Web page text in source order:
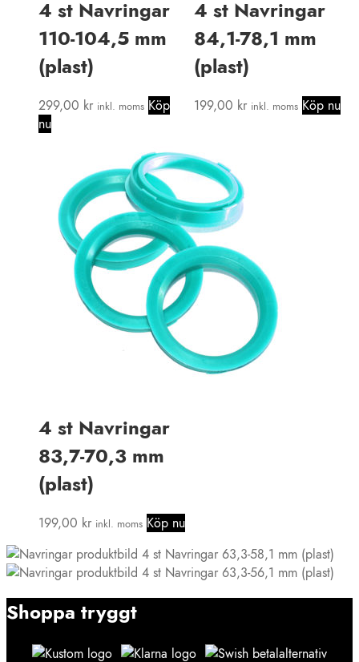
4 st Navringar
110-104,5 mm
(plast)
299,00 kr inkl. moms Köp
nu
4 st Navringar
84,1-78,1 mm
(plast)
199,00 kr inkl. moms Köp nu
4 st Navringar
83,7-70,3 mm
(plast)
199,00 kr inkl. moms Köp nu
4 st Navringar 63,3-58,1 mm (plast)
4 st Navringar 63,3-56,1 mm (plast)
Shoppa tryggt